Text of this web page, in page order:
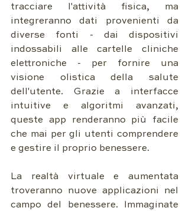
tracciare l'attività fisica, ma
integreranno dati provenienti da
diverse fonti - dai dispositivi
indossabili alle cartelle cliniche
elettroniche - per fornire una
visione olistica della salute
dell'utente. Grazie a interfacce
intuitive e algoritmi avanzati,
queste app renderanno più facile
che mai per gli utenti comprendere
e gestire il proprio benessere.
La realtà virtuale e aumentata
troveranno nuove applicazioni nel
campo del benessere. Immaginate